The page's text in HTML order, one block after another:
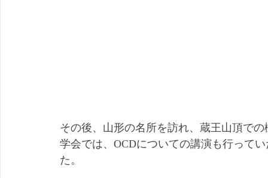
その後、山形の名所を訪れ、蔵王山頂で
学会では、OCDについての講演も行って
た。